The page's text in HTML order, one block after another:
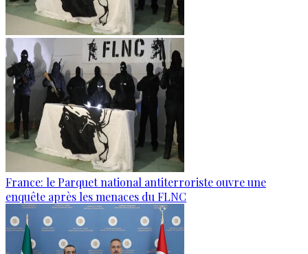
France: le Parquet national antiterroriste ouvre une
enquête après les menaces du FLNC